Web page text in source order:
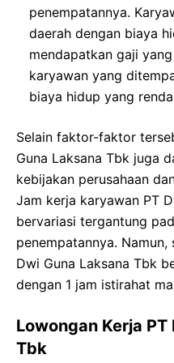
penempatannya.
daerah dengan biaya
mendapatkan gaji
karyawan yang
biaya hidup yang
Selain faktor-faktor
Guna Laksana Tbk juga
kebijakan perusahaan
Jam kerja karyawan PT
bervariasi tergantung
penempatannya.
Dwi Guna Laksana Tbk
dengan 1 jam istirahat
Lowongan Kerja
Tbk